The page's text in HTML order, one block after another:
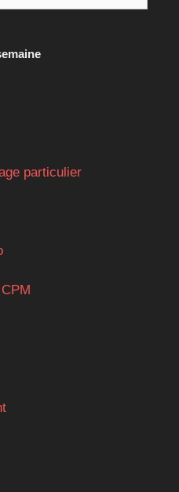
particulier